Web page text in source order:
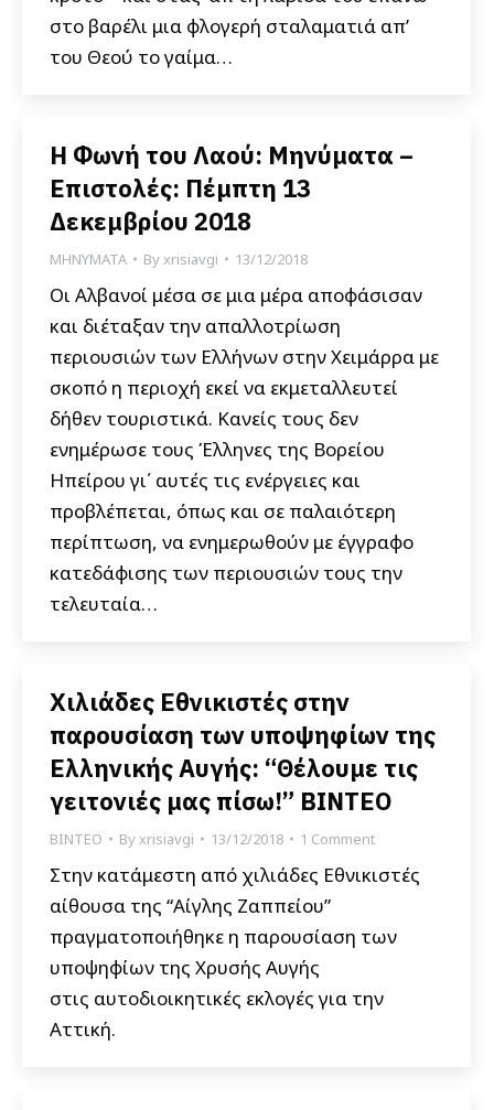
στο βαρέλι μια φλογερή σταλαματιά απ’
του Θεού το γαίμα…
Η Φωνή του Λαού: Μηνύματα –
Επιστολές: Πέμπτη 13
Δεκεμβρίου 2018
ΜΗΝΥΜΑΤΑ Byxrisiavgi 13/12/2018
Οι Αλβανοί μέσα σε μια μέρα αποφάσισαν
και διέταξαν την απαλλοτρίωση
περιουσιών των Ελλήνων στην Χειμάρρα με
σκοπό η περιοχή εκεί να εκμεταλλευτεί
δήθεν τουριστικά. Κανείς τους δεν
ενημέρωσε τους Έλληνες της Βορείου
Ηπείρου γι΄ αυτές τις ενέργειες και
προβλέπεται, όπως και σε παλαιότερη
περίπτωση, να ενημερωθούν με έγγραφο
κατεδάφισης των περιουσιών τους την
τελευταία…
Χιλιάδες Εθνικιστές στην
παρουσίαση των υποψηφίων της
Ελληνικής Αυγής: “Θέλουμε τις
γειτονιές μας πίσω!” ΒΙΝΤΕΟ
ΒΙΝΤΕΟ Byxrisiavgi 13/12/2018 1 Comment
Στην κατάμεστη από χιλιάδες Εθνικιστές
αίθουσα της “Αίγλης Ζαππείου”
πραγματοποιήθηκε η παρουσίαση των
υποψηφίων της Χρυσής Αυγής
στις αυτοδιοικητικές εκλογές για την
Αττική.